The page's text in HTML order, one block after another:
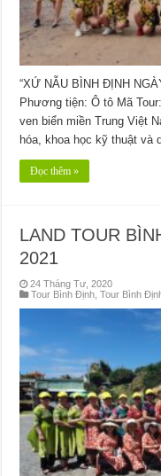
“XỨ NẪU BÌNH ĐỊNH
Phương tiện: Ô tô Mã
ven biển miền Trung Việt
hóa, khoa học kỹ thuật
Đọc thêm »
LAND TOUR
2021
24 Tháng Tư, 2020
Tour Bình Định ,Tour Bình